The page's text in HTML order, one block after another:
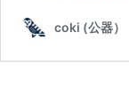
coki (公器）